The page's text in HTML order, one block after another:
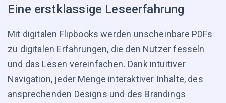
Eine erstklassige Leseerfahrung
Mit digitalen Flipbooks werden unscheinbare PDFs
zu digitalen Erfahrungen, die den Nutzer fesseln
und das Lesen vereinfachen. Dank intuitiver
Navigation, jeder Menge interaktiver Inhalte, des
ansprechenden Designs und des Brandings